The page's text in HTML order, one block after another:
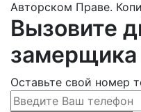
Авторском Праве.
Вызовите
замерщика
Оставьте свой номер